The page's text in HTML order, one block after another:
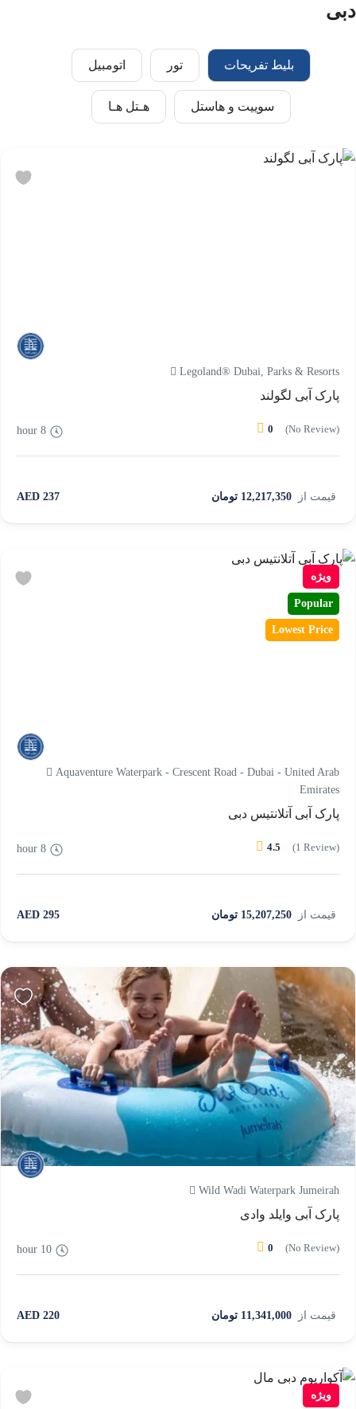
دبی
بلیط تفریحات تور اتومبیل
سوییت و هاستل هـتل هـا
Legoland® Dubai, Parks & Resorts
پارک آبی لگولند
0 (No Review)
قیمت از 12,217,350 تومان 237 AED
8 hour
ویژه
Popular
Lowest Price
Aquaventure Waterpark - Crescent Road - Dubai - United Arab
Emirates
پارک آبی آتلانتیس دبی
4.5 (1 Review)
قیمت از 15,207,250 تومان 295 AED
8 hour
Wild Wadi Waterpark Jumeirah
پارک آبی وایلد وادی
0 (No Review)
قیمت از 11,341,000 تومان 220 AED
10 hour
ویژه